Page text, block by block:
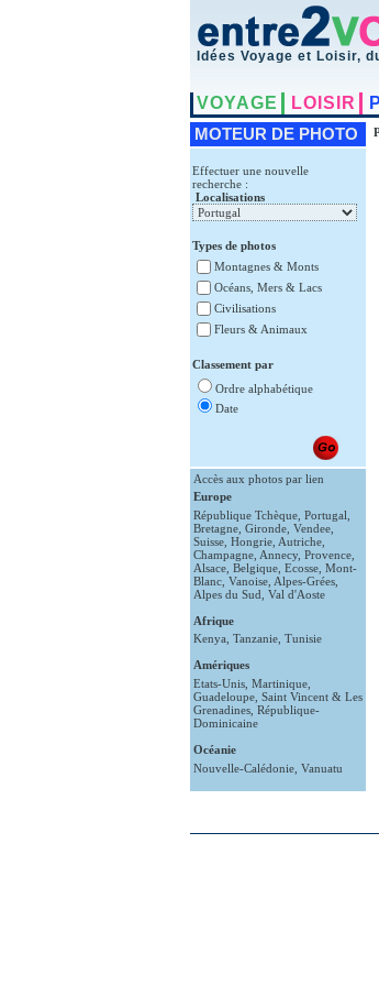
Idées Voyage et Loisir,
VOYAGE LOISIR
MOTEUR DE PHOTO
Effectuer une nouvelle
recherche :
Localisations
Types de photos
Montagnes & Monts
Océans, Mers & Lacs
Civilisations
Fleurs & Animaux
Classement par
Ordre alphabétique
Date
Accès aux photos par lien
Europe
République Tchèque, Portugal
Bretagne, Gironde, Vendee,
Suisse, Hongrie, Autriche,
Champagne, Annecy, Provence,
Alsace, Belgique, Ecosse, Mont-
Blanc, Vanoise, Alpes-Grées,
Alpes du Sud Val d'Aoste
Afrique
Kenya Tanzanie, Tunisie
Amériques
Etats-Unis, Martinique,
Guadeloupe, Saint Vincent & Les
Grenadines, République-
Dominicaine
Océanie
Nouvelle-Calédonie, Vanuatu